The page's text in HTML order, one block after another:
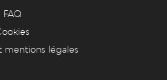
FAQ
mentions légales